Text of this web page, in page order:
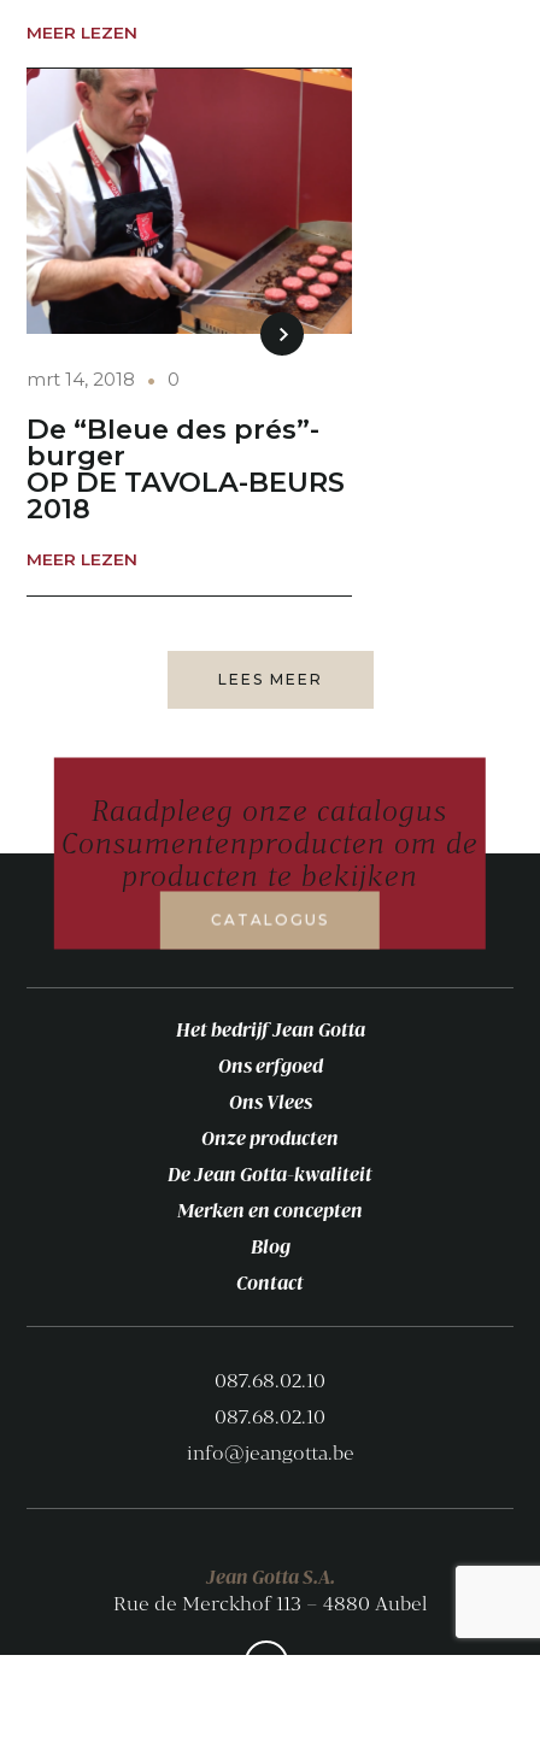
MEER LEZEN
mrt 14, 2018 0
De “Bleue des prés”-
burger
OP DE TAVOLA-BEURS
2018
MEER LEZEN
LEES MEER
Raadpleeg onze catalogus
Consumentenproducten om de
producten te bekijken
CATALOGUS
Het bedrijf Jean Gotta
Ons erfgoed
Ons Vlees
Onze producten
De Jean Gotta-kwaliteit
Merken en concepten
Blog
Contact
087.68.02.10
087.68.02.10
info@jeangotta.be
Jean Gotta S.A.
Rue de Merckhof 113 – 4880 Aubel